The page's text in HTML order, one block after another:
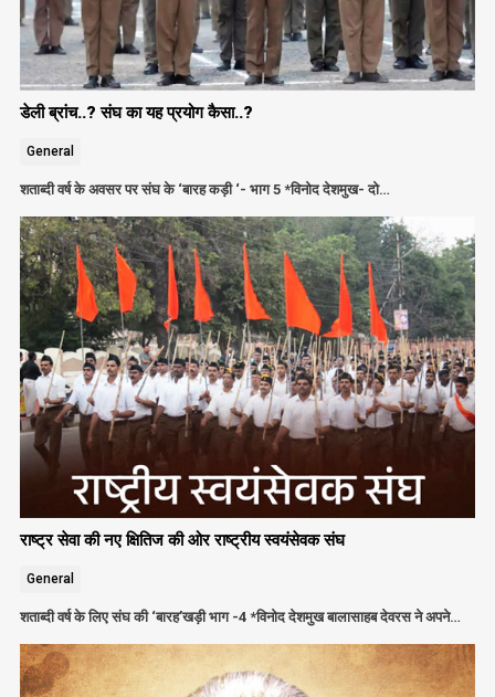
डेली ब्रांच..? संघ का यह प्रयोग कैसा..?
General
शताब्दी वर्ष के अवसर पर संघ के ‘बारह कड़ी ‘- भाग 5 *विनोद देशमुख- दो…
राष्ट्र सेवा की नए क्षितिज की ओर राष्ट्रीय स्वयंसेवक संघ
General
शताब्दी वर्ष के लिए संघ की ‘बारह’खड़ी भाग -4 *विनोद देशमुख बालासाहब देवरस ने अपने…